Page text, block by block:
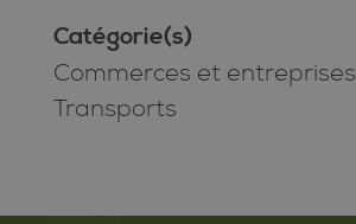
Catégorie(s)
Commerces et entreprises
Transports